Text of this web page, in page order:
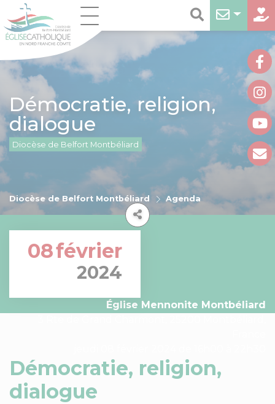
Démocratie, religion,
dialogue
Diocèse de Belfort Montbéliard
Diocèse de Belfort Montbéliard Agenda
08février
2024
Église Mennonite Montbéliard
Démocratie, religion,
dialogue